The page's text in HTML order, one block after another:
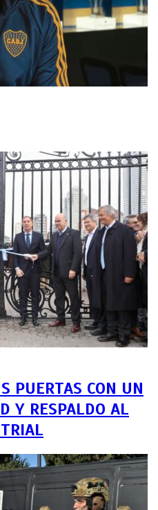
PUERTAS CON UN
Y RESPALDO AL